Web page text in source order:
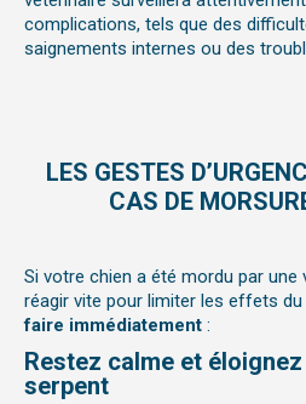
complications, tels que des
saignements internes ou des
LES GESTES
CAS DE
Si votre chien a été mordu par une
réagir vite pour limiter les effets du
faire immédiatement :
Restez calme et
serpent